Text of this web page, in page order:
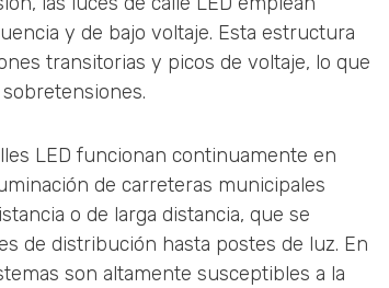
y de bajo voltaje. Esta estructura
transitorias y picos de voltaje, lo que
LED funcionan continuamente en
de carreteras municipales
o de larga distancia, que se
de distribución hasta postes de luz. En
son altamente susceptibles a la